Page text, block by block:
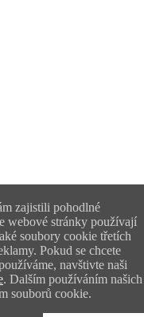
zajistili pohodlné
webové stránky používají
soubory cookie třetích
Pokud se chcete
navštivte naši
. Dalším používáním našich
souborů cookie.